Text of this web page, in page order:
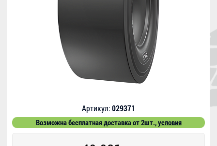
Артикул:029371
Возможна бесплатная доставка от 2шт.,условия